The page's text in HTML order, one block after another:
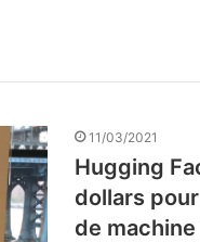
11/03/2021
Hugging
dollars
de